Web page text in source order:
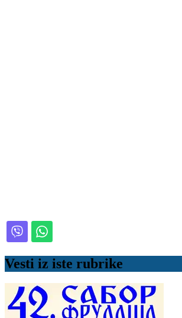
Vesti iz iste rubrike